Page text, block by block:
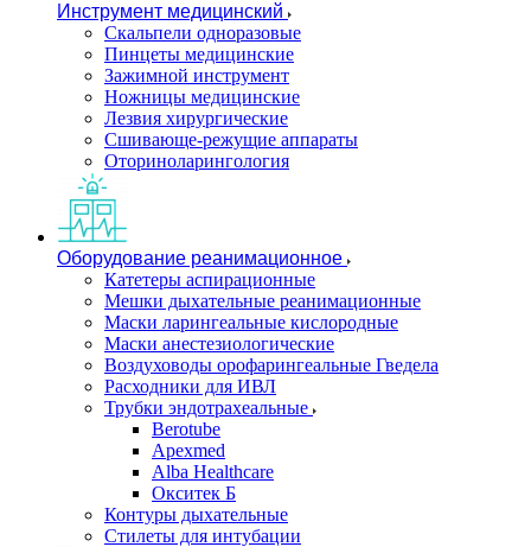
Инструмент медицинский
Скальпели одноразовые
Пинцеты медицинские
Зажимной инструмент
Ножницы медицинские
Лезвия хирургические
Сшивающе-режущие аппараты
Оториноларингология
Оборудование реанимационное
Катетеры аспирационные
Мешки дыхательные реанимационные
Маски ларингеальные кислородные
Маски анестезиологические
Воздуховоды орофарингеальные Гведела
Расходники для ИВЛ
Трубки эндотрахеальные
Berotube
Apexmed
Alba Healthcare
Окситек Б
Контуры дыхательные
Стилеты для интубации